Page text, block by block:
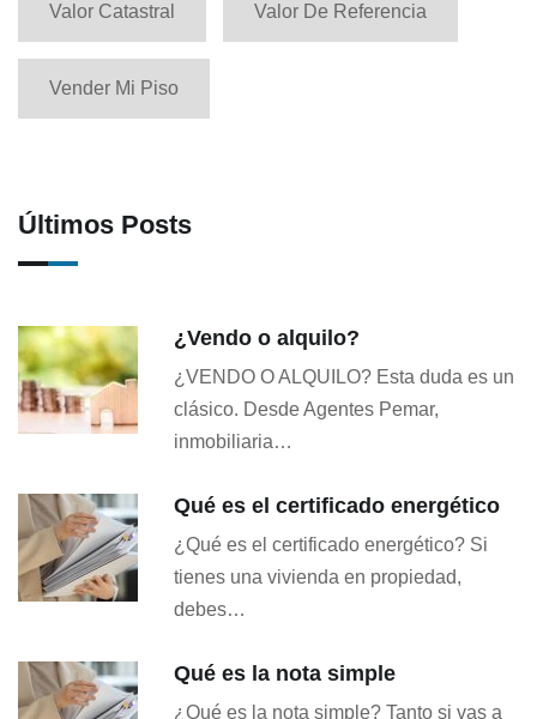
Valor Catastral Valor De Referencia
Vender Mi Piso
Últimos Posts
¿Vendo o alquilo?
¿VENDO O ALQUILO? Esta duda es un
clásico. Desde Agentes Pemar,
inmobiliaria…
Qué es el certificado energético
¿Qué es el certificado energético? Si
tienes una vivienda en propiedad,
debes…
Qué es la nota simple
¿Qué es la nota simple? Tanto si vas a